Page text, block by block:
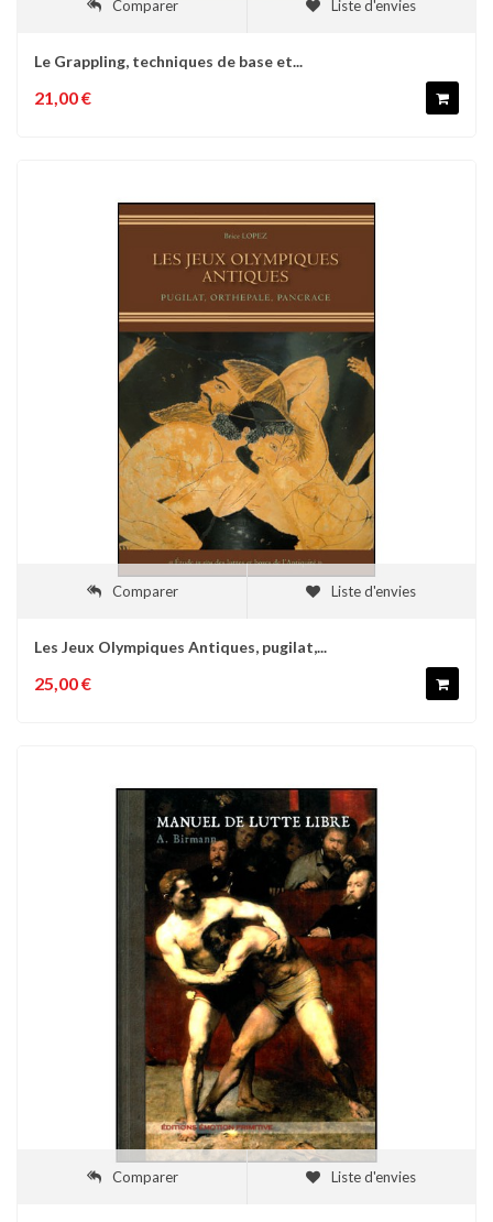
Comparer Liste d'envies
Le Grappling, techniques de base et...
21,00 €
Comparer Liste d'envies
Les Jeux Olympiques Antiques, pugilat,...
25,00 €
Comparer Liste d'envies